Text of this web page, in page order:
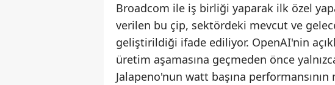
Broadcom ile iş birliği yaparak ilk özel
verilen bu çip, sektördeki mevcut ve
geliştirildiği ifade ediliyor. OpenAI'nin
üretim aşamasına geçmeden önce
Jalapeno'nun watt başına